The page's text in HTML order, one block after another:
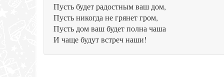
Пусть будет радостным ваш дом,
Пусть никогда не грянет гром,
Пусть дом ваш будет полна чаша
И чаще будут встреч наши!